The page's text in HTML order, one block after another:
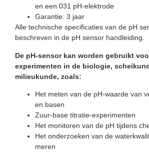
en een 031 pH-elektrode
Garantie: 3 jaar
Alle technische specificaties van de pH
beschreven in de pH sensor handleiding.
De pH-sensor kan worden gebruikt
experimenten in de biologie,
milieukunde, zoals:
Het meten van de pH-waarde van
en basen
Zuur-base titratie-experimenten
Het monitoren van de pH tijdens
Het onderzoeken van de
meren